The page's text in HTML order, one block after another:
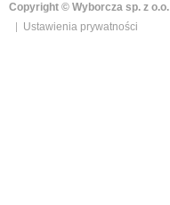
Copyright © Wyborcza sp. z o.o.
Ustawienia prywatności